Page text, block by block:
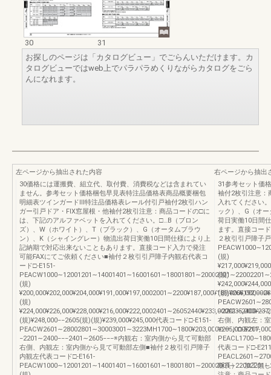
30
31
お探しのページは「カタログビュー」でごらんいただけます。カ
タログビューではweb上でパラパラめくりながらカタログをごら
んになれます。
左ページから抽出された内容
30価格には運搬費、組立代、取付費、消費税などは含まれてい
ません。参考セット価格梱包早見表特注品価格表商品概要梱包
明細表ツインガードⅢ特注品価格表レール付引戸袖付2枚引ハン
ガー引戸ドア・FIX窓屋根・他袖付2枚引注意：商品コードの□に
は、下記のアルファベットを入れてください。□…B（ブロン
ズ）、W（ホワイト）、T（ブラック）、G（オータムブラウ
ン）、K（シャイングレー）物流出荷日実働10日間仕様により上
記納期で対応出来ないこともあります。直接コード入力で発注
可能FAXにてご依頼ください■袖付２枚引引戸障子内観右代表コ
ード□-E151-
(規)
(規)
(規)¥248,000−−2605(規)(規)¥239,000¥245,000代表コード□-E151-
−2201∼2400−−−2401∼2605−−−※内観右：室内側から見て可動部
右側、内観左：室内側から見て可動部左側■袖付２枚引引戸障子
内観左代表コード□-E161-
右ページから抽出
31参考セット価
袖付2枚引注意：
入れてください
ック）、G（オ
荷日実働10日間
ます。直接コー
２枚引引戸障子
(規)
(規)
(規
右側、内観左：
コード□-E211-
代表コード□-
断長） 加工無し